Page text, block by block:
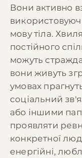
Вони активно
мову тіла.
постійного
можуть
вони живуть
умовах
соціальний
або іншими
проявляти
конкретної
енергійні,